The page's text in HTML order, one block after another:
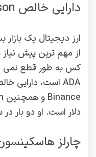
دارایی خالص Charles Hoskinson چقدر است؟
ارز دیجیتال یک
از مهم ترین پیش
کس به طور قطع نمی
دلار است. او دو بار در سال‌ های 2017 و 2021 به مقام میلیاردر رسید اما با افت بازار
چارلز